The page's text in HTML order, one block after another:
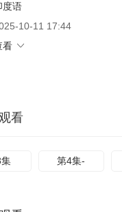
度语
10-11 17:44
看
看
第4集-